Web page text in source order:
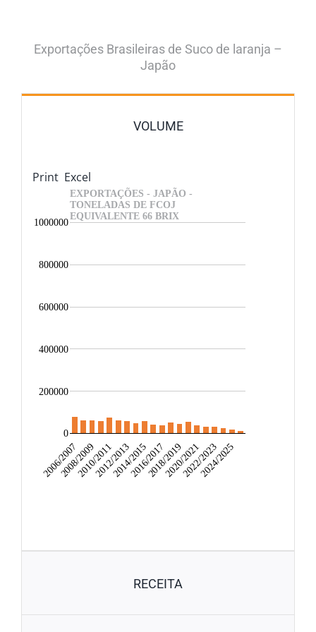
Exportações Brasileiras de Suco de laranja –
Japão
VOLUME
Print Excel
EXPORTAÇÕES - JAPÃO -
TONELADAS DE FCOJ
EQUIVALENTE 66 BRIX
2006/2007
2008/20092010/20112012/20132014/20152016/20172018/20192020/20212022/2023
2024/2025
0
200000
400000
600000
800000
1000000
RECEITA